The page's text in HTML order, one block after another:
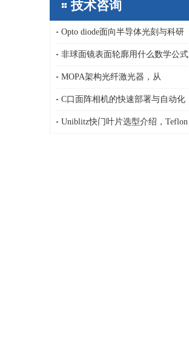
技术咨询
Opto diode面向半导体光刻与科研
领域的定制化极紫外/深紫外光电二
极管，13.5nm，1-80nm
非球面镜表面轮廓用什么数学公式
描述，纳米精度非球面镜传统面型
公式和新公式基于正交多项式
MOPA架构光纤激光器，从
AeroDIODE半导体激光泵浦源、LD
驱动器到连续、纳秒皮秒脉冲激光
C口面阵相机的快速部署与自动化
集成优势，ARTRAY 面阵相机
Uniblitz快门叶片选型介绍，Teflon